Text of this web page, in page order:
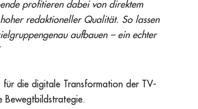
profitieren dabei von direktem
redaktioneller Qualität. So lassen
aufbauen – ein echter
die digitale Transformation der TV-
Bewegtbildstrategie.